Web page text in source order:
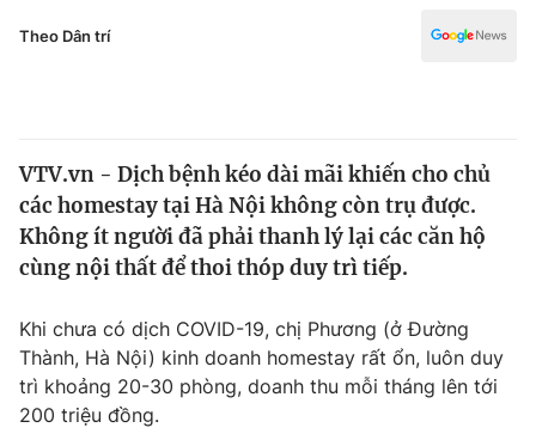
Pháp luật
Thế giới
Tin tức
Thế giới đó đây
Câu chuyện quốc tế
Kinh tế
Thị trường
Góc doanh nghiệp
Dữ liệu và đời sống
Truyền hình
Theo Dân trí
VTV.vn - Dịch bệnh kéo dài mãi khiến cho chủ
các homestay tại Hà Nội không còn trụ được.
Không ít người đã phải thanh lý lại các căn hộ
cùng nội thất để thoi thóp duy trì tiếp.
Khi chưa có dịch COVID-19, chị Phương (ở Đường
Thành, Hà Nội) kinh doanh homestay rất ổn, luôn duy
trì khoảng 20-30 phòng, doanh thu mỗi tháng lên tới
200 triệu đồng.